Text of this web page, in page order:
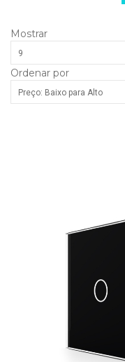
Mostrar
9
Ordenar por
Preço: Baixo para Alto